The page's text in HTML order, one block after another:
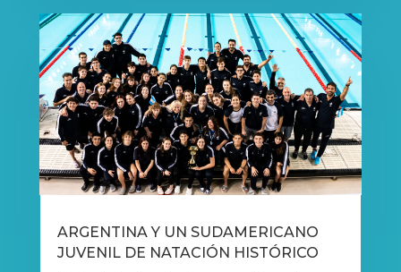
ARGENTINA Y UN SUDAMERICANO
JUVENIL DE NATACIÓN HISTÓRICO